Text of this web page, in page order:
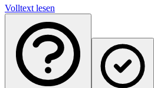
Volltext lesen